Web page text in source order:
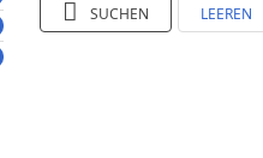
SUCHEN LEEREN